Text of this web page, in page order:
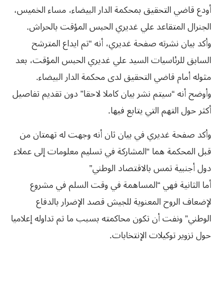
أودع قاضي التحقيق بمحكمة الدار البيضاء، مساء الخميس،
الجنرال المتقاعد علي غديري الحبس المؤقت بالحراش.
وأكد بيان نشرته صفحة غديري، أنه “تم ايداع المترشح
السابق للرئاسيات السيد علي غديري الحبس المؤقت، بعد
مثوله أمام قاضي التحقيق لدى محكمة الدار البيضاء.
وأوضح أنه “سيتم نشر بيان كاملا لاحقا” دون تقديم تفاصيل
أكثر حول التهم التي يتابع فيها.
وأكد صفحة غديري في بيان ثان أنه وجهت له تهمتان من
قبل المحكمة هما “المشاركة في تسليم معلومات إلى عملاء
دول أجنبية تمس بالاقتصاد الوطني”
أما الثانية فهي “المساهمة في وقت السلم في مشروع
لإضعاف الروح المعنوية للجيش قصد الإضرار بالدفاع
الوطني” ونفت أن تكون محاكمته بسبب ما تم تداوله إعلاميا
حول تزوير توكيلات الإنتخابات.